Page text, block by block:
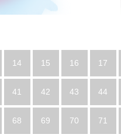
14 15 16 17
41 42 43 44
68 69 70 71